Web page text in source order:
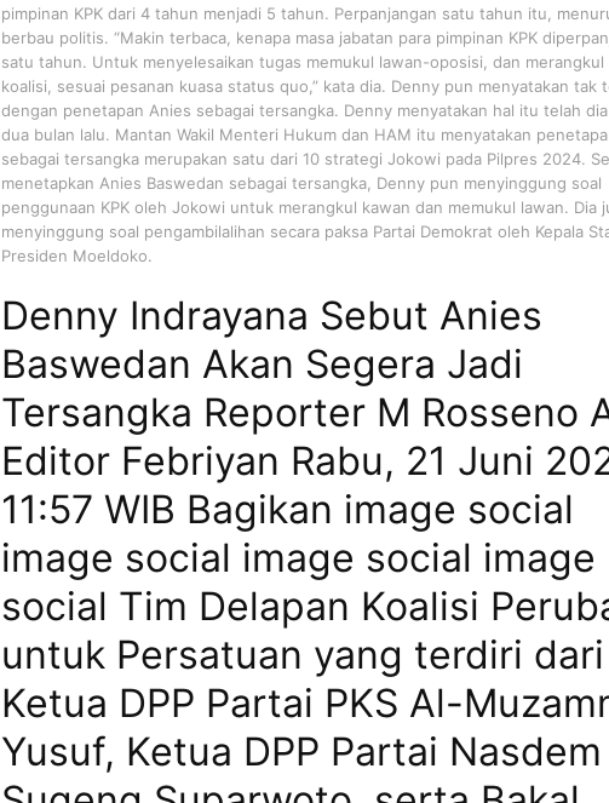
pimpinan KPK dari 4 tahun menjadi 5 tahun. Perpanjangan satu tahun itu,
berbau politis. “Makin terbaca, kenapa masa jabatan para pimpinan KPK
satu tahun. Untuk menyelesaikan tugas memukul lawan-oposisi, dan merangkul
koalisi, sesuai pesanan kuasa status quo,” kata dia. Denny pun menyatakan tak
dengan penetapan Anies sebagai tersangka. Denny menyatakan hal itu telah dia
dua bulan lalu. Mantan Wakil Menteri Hukum dan HAM itu menyatakan
sebagai tersangka merupakan satu dari 10 strategi Jokowi pada Pilpres 2024.
menetapkan Anies Baswedan sebagai tersangka, Denny pun menyinggung soal
penggunaan KPK oleh Jokowi untuk merangkul kawan dan memukul lawan. Dia
menyinggung soal pengambilalihan secara paksa Partai Demokrat oleh Kepala
Presiden Moeldoko.
Denny Indrayana Sebut Anies
Baswedan Akan Segera Jadi
Tersangka Reporter M Rosseno
Editor Febriyan Rabu, 21 Juni
11:57 WIB Bagikan image social
image social image social image
social Tim Delapan Koalisi
untuk Persatuan yang terdiri dari
Ketua DPP Partai PKS Al-
Yusuf, Ketua DPP Partai Nasdem